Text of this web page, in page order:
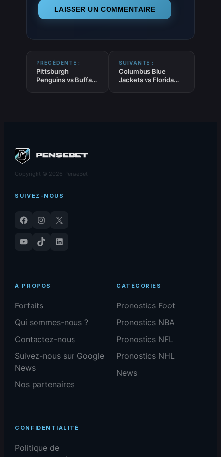
PRÉCÉDENTE :
Pittsburgh
Penguins vs Buffalo
SUIVANTE :
Columbus Blue
Jackets vs Florida
Copyright © 2026 PenseBet
SUIVEZ-NOUS
Facebook Instagram
X
YouTube
TikTok LinkedIn
À PROPOS
Forfaits
Qui sommes-nous ?
Contactez-nous
Suivez-nous sur Google
News
Nos partenaires
CATÉGORIES
Pronostics Foot
Pronostics NBA
Pronostics NFL
Pronostics NHL
News
CONFIDENTIALITÉ
Politique de